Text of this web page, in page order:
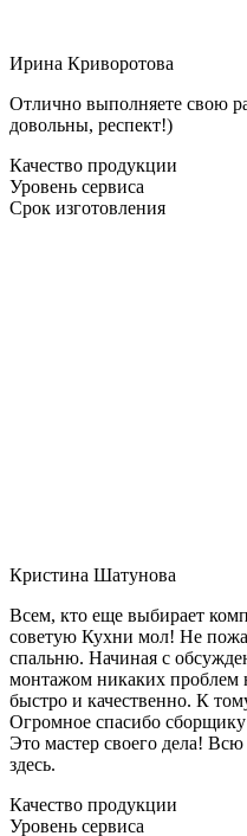
Ирина Криворотова
Отлично выполняете свою
довольны, респект!)
Качество продукции
Уровень сервиса
Срок изготовления
Кристина Шатунова
Всем, кто еще выбирает
советую Кухни мол! Не
спальню. Начиная с
монтажом никаких проблем
быстро и качественно. К
Огромное спасибо сборщику
Это мастер своего дела! Всю
здесь.
Качество продукции
Уровень сервиса